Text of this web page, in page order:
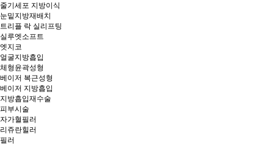
줄기세포 지방이식
눈밑지방재배치
트리플 락 실리프팅
실루엣소프트
엣지코
얼굴지방흡입
체형윤곽성형
베이저 복근성형
베이저 지방흡입
지방흡입재수술
피부시술
자가혈필러
리쥬란힐러
필러